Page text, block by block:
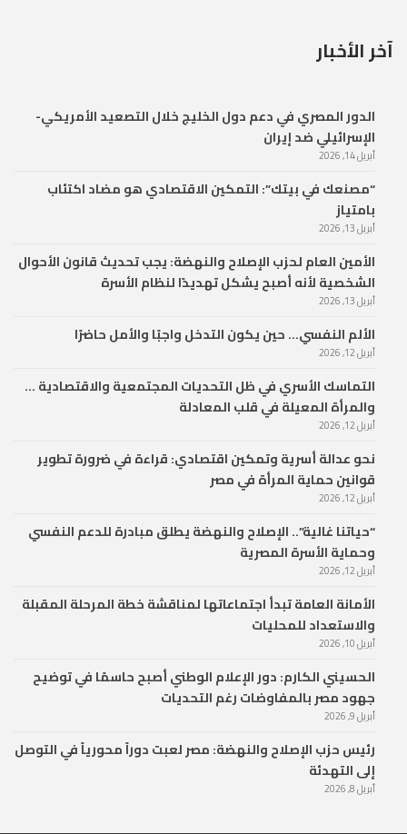
آخر الأخبار
الدور المصري في دعم دول الخليج خلال التصعيد الأمريكي-
الإسرائيلي ضد إيران
أبريل 14, 2026
“مصنعك في بيتك”: التمكين الاقتصادي هو مضاد اكتئاب
بامتياز
أبريل 13, 2026
الأمين العام لحزب الإصلاح والنهضة: يجب تحديث قانون الأحوال
الشخصية لأنه أصبح يشكل تهديدًا لنظام الأسرة
أبريل 13, 2026
الألم النفسي… حين يكون التدخل واجبًا والأمل حاضرًا
أبريل 12, 2026
التماسك الأسري في ظل التحديات المجتمعية والاقتصادية …
والمرأة المعيلة في قلب المعادلة
أبريل 12, 2026
نحو عدالة أسرية وتمكين اقتصادي: قراءة في ضرورة تطوير
قوانين حماية المرأة في مصر
أبريل 12, 2026
“حياتنا غالية”.. الإصلاح والنهضة يطلق مبادرة للدعم النفسي
وحماية الأسرة المصرية
أبريل 12, 2026
الأمانة العامة تبدأ اجتماعاتها لمناقشة خطة المرحلة المقبلة
والاستعداد للمحليات
أبريل 10, 2026
الحسيني الكارم: دور الإعلام الوطني أصبح حاسمًا في توضيح
جهود مصر بالمفاوضات رغم التحديات
أبريل 9, 2026
رئيس حزب الإصلاح والنهضة: مصر لعبت دوراً محورياً في التوصل
إلى التهدئة
أبريل 8, 2026